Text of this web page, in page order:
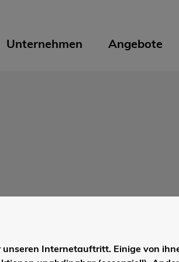
Unternehmen Angebote
Internetauftritt. Einige von